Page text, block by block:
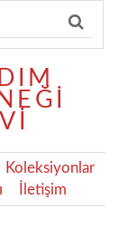
Koleksiyonlar
İletişim